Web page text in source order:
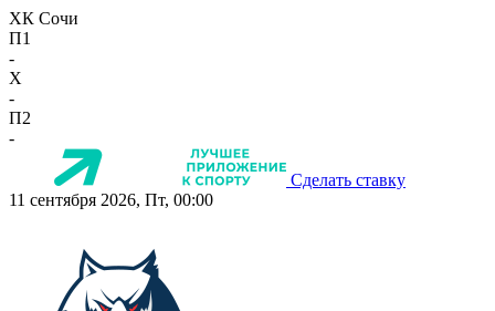
ХК Сочи
П1
-
X
-
П2
-
Сделать ставку
11 сентября 2026, Пт, 00:00